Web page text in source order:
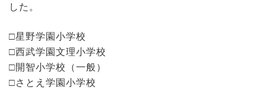
した。
□星野学園小学校
□西武学園文理小学校
□開智小学校（一般）
□さとえ学園小学校